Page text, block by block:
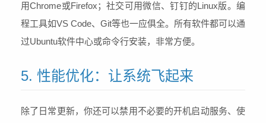
用Chrome或Firefox；社交可用微信、钉钉的Linux版。编
程工具如VS Code、Git等也一应俱全。所有软件都可以通
过Ubuntu软件中心或命令行安装，非常方便。
5. 性能优化：让系统飞起来
除了日常更新，你还可以禁用不必要的开机启动服务、使